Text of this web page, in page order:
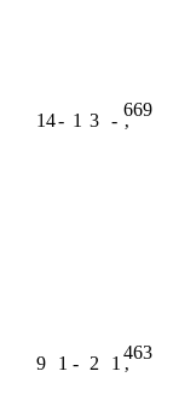
14- 1 3 -
669
ʼ
9 1 - 2 1
463
ʼ